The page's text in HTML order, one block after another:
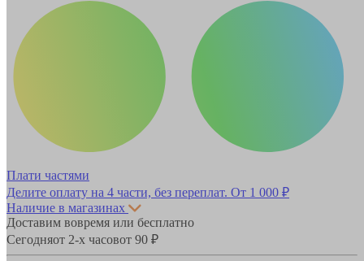
Плати частями
Делите оплату на 4 части, без переплат. От 1 000 ₽
Наличие в магазинах
Доставим вовремя или бесплатно
Сегодняот 2-х часовот 90 ₽